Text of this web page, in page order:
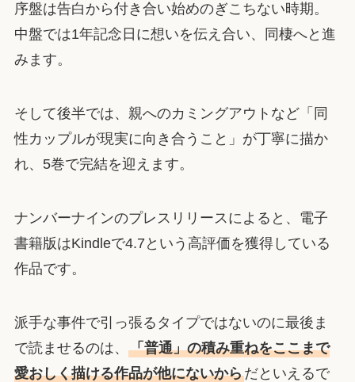
序盤は告白から付き合い始めのぎこちない時期。
中盤では1年記念日に想いを伝え合い、同棲へと進
みます。
そして後半では、親へのカミングアウトなど「同
性カップルが現実に向き合うこと」が丁寧に描か
れ、5巻で完結を迎えます。
ナンバーナインのプレスリリースによると、電子
書籍版はKindleで4.7という高評価を獲得している
作品です。
派手な事件で引っ張るタイプではないのに最後ま
で読ませるのは、 「普通」の積み重ねをここまで
愛おしく描ける作品が他にないからだといえるで